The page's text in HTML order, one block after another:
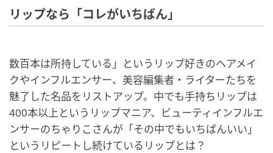
リップなら「コレがいちばん」
数百本は所持している」というリップ好きのヘアメイ
クやインフルエンサー、美容編集者・ライターたちを
魅了した名品をリストアップ。中でも手持ちリップは
400本以上というリップマニア、ビューティインフルエ
ンサーのちゃりこさんが「その中でもいちばんいい」
というリピートし続けているリップとは？